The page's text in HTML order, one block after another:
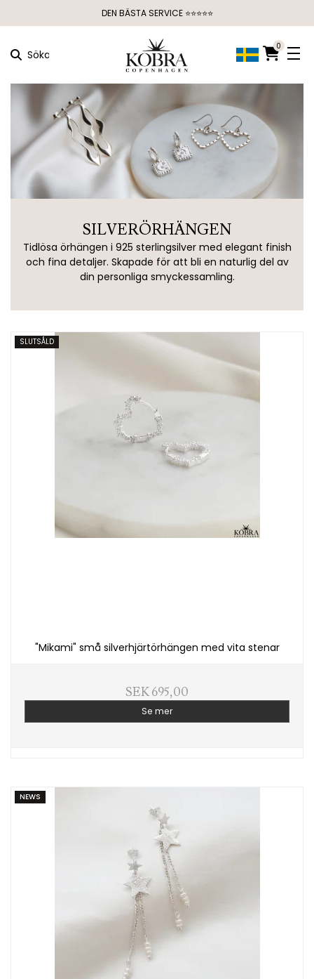
DEN BÄSTA SERVICE ⭐⭐⭐⭐⭐
Söka 0
SILVERÖRHÄNGEN
Tidlösa örhängen i 925 sterlingsilver med elegant finish
och fina detaljer. Skapade för att bli en naturlig del av
din personliga smyckessamling.
SLUTSÅLD
"Mikami" små silverhjärtörhängen med vita stenar
SEK 695,00
Se mer
NEWS